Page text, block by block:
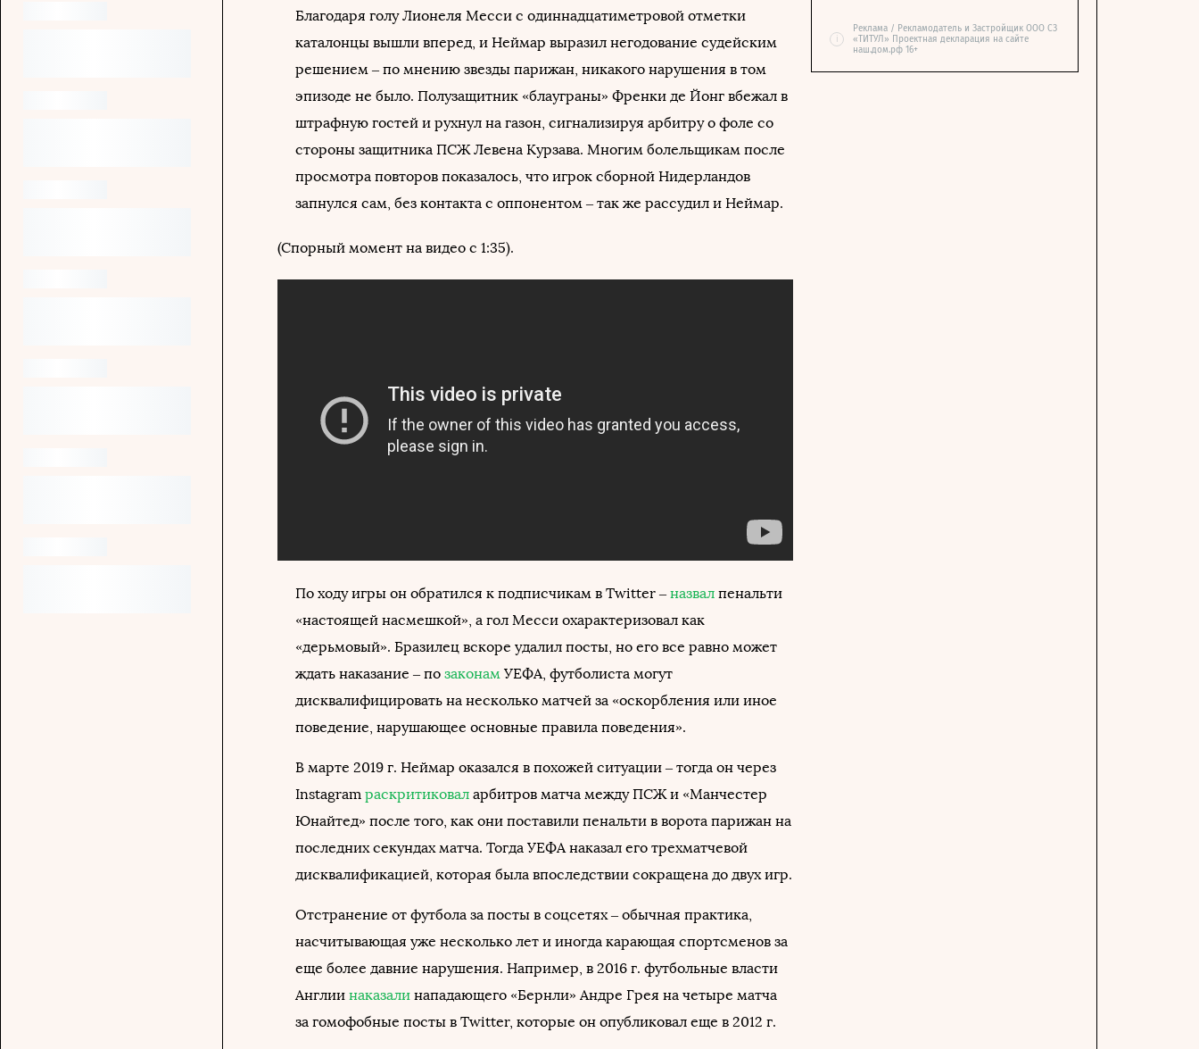
Благодаря голу Лионеля Месси с одиннадцатиметровой отметки
каталонцы вышли вперед, и Неймар выразил негодование судейским
решением – по мнению звезды парижан, никакого нарушения в том
эпизоде не было. Полузащитник «блауграны» Френки де Йонг вбежал в
штрафную гостей и рухнул на газон, сигнализируя арбитру о фоле со
стороны защитника ПСЖ Левена Курзава. Многим болельщикам после
просмотра повторов показалось, что игрок сборной Нидерландов
запнулся сам, без контакта с оппонентом – так же рассудил и Неймар.
(Спорный момент на видео с 1:35).
По ходу игры он обратился к подписчикам в Twitter – назвал пенальти
«настоящей насмешкой», а гол Месси охарактеризовал как
«дерьмовый». Бразилец вскоре удалил посты, но его все равно может
ждать наказание – по законам УЕФА, футболиста могут
дисквалифицировать на несколько матчей за «оскорбления или иное
поведение, нарушающее основные правила поведения».
В марте 2019 г. Неймар оказался в похожей ситуации – тогда он через
Instagram раскритиковал арбитров матча между ПСЖ и «Манчестер
Юнайтед» после того, как они поставили пенальти в ворота парижан на
последних секундах матча. Тогда УЕФА наказал его трехматчевой
дисквалификацией, которая была впоследствии сокращена до двух игр.
Отстранение от футбола за посты в соцсетях – обычная практика,
насчитывающая уже несколько лет и иногда карающая спортсменов за
еще более давние нарушения. Например, в 2016 г. футбольные власти
Англии наказали нападающего «Бернли» Андре Грея на четыре матча
за гомофобные посты в Twitter, которые он опубликовал еще в 2012 г.
i
Реклама / Рекламодатель и Застройщик ООО СЗ
«ТИТУЛ» Проектная декларация на сайте
наш.дом.рф 16+